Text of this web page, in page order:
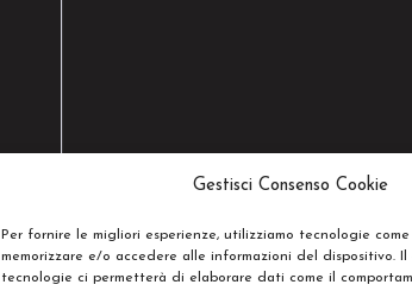
Gestisci Consenso Cookie
Per fornire le migliori esperienze, utilizziamo tecnologie
memorizzare e/o accedere alle informazioni del dispositivo. Il
tecnologie ci permetterà di elaborare dati come il